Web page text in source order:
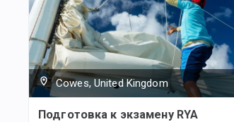
Cowes, United Kingdom
Подготовка к экзамену RYA